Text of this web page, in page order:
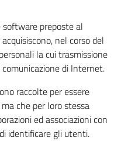
preposte al
nel corso del
la cui trasmissione
di Internet.
raccolte per essere
che per loro stessa
ed associazioni con
identificare gli utenti.